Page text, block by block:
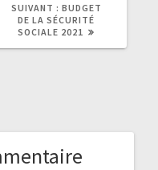
SUIVANT : BUDGET
DE LA SÉCURITÉ
SOCIALE 2021